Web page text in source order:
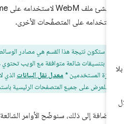
على المتصفّحات الأخرى.
ستكون نتيجة هذا القسم هي مصادر الوسائط
بتنسيقات شائعة متوافقة مع الويب تحتوي
المستخدمين *معدل نقل البياناتالذي لا
للعرض على جميع المتصفحات الرئيسية
إلى ذلك، سنوضّح الأوامر الشائعة